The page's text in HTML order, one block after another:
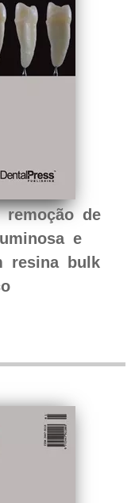
remoção de
e
resina bulk